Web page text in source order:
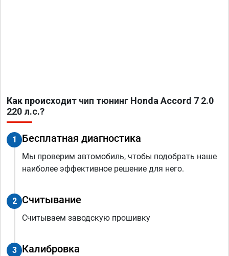
Как происходит чип тюнинг Honda Accord 7 2.0
220 л.с.?
1 Бесплатная диагностика
Мы проверим автомобиль, чтобы подобрать наше
наиболее эффективное решение для него.
2 Считывание
Считываем заводскую прошивку
3 Калибровка